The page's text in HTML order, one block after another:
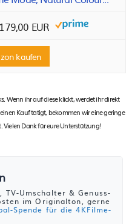
179,00 EUR
kaufen
Wenn ihr auf diese klickt, werdet ihr direkt
Kauf tätigt, bekommen wir eine geringe
Vielen Dank für eure Unterstützung!
TV-Umschalter & Genuss-
im Originalton, gerne
Spende für die 4KFilme-